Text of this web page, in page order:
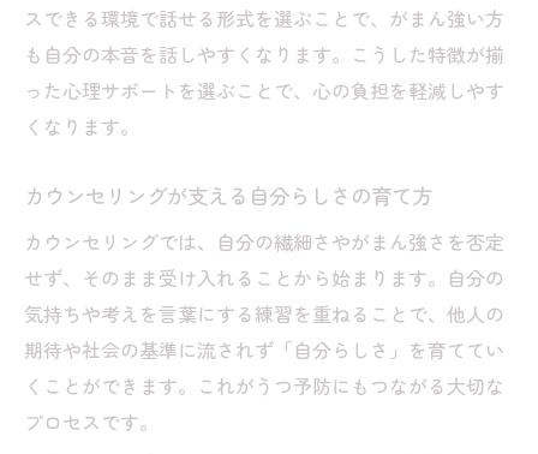
スできる環境で話せる形式を選ぶことで、がまん強い方
も自分の本音を話しやすくなります。こうした特徴が揃
った心理サポートを選ぶことで、心の負担を軽減しやす
くなります。
カウンセリングが支える自分らしさの育て方
カウンセリングでは、自分の繊細さやがまん強さを否定
せず、そのまま受け入れることから始まります。自分の
気持ちや考えを言葉にする練習を重ねることで、他人の
期待や社会の基準に流されず「自分らしさ」を育ててい
くことができます。これがうつ予防にもつながる大切な
プロセスです。